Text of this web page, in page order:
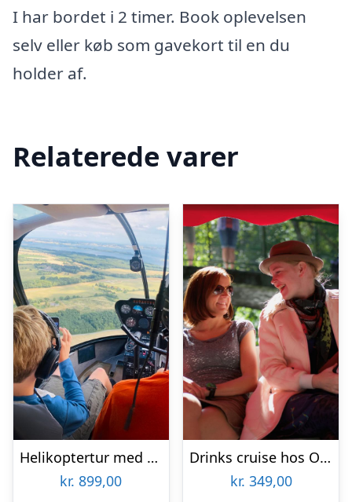
I har bordet i 2 timer. Book oplevelsen
selv eller køb som gavekort til en du
holder af.
Relaterede varer
Helikoptertur med HeliCompany
kr. 899,00
Drinks cruise hos Odense Aafart
kr. 349,00